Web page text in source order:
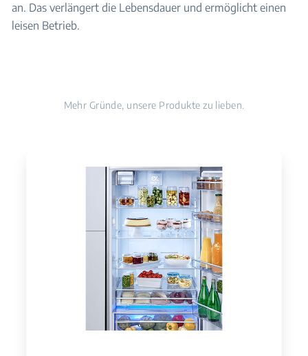
an. Das verlängert die Lebensdauer und ermöglicht einen
leisen Betrieb.
Mehr Gründe, unsere Produkte zu lieben.